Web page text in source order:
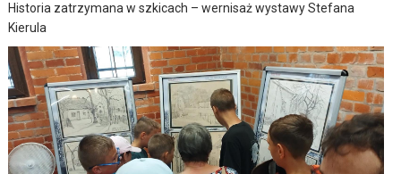
Historia zatrzymana w szkicach – wernisaż wystawy Stefana
Kierula